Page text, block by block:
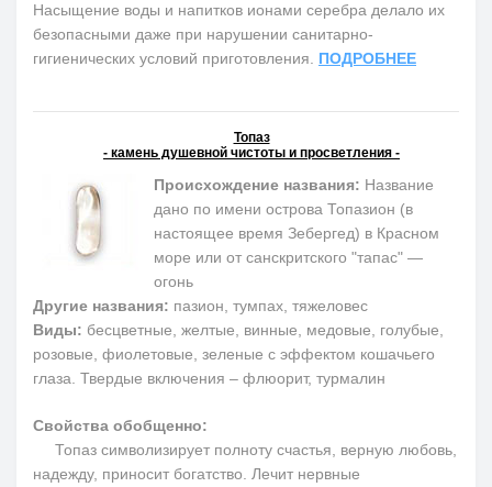
Насыщение воды и напитков ионами серебра делало их
безопасными даже при нарушении санитарно-
гигиенических условий приготовления. ПОДРОБНЕЕ
Топаз
- камень душевной чистоты и просветления -
Происхождение названия: Название
дано по имени острова Топазион (в
настоящее время Зебергед) в Красном
море или от санскритского "тапас" —
огонь
Другие названия: пазион, тумпах, тяжеловес
Виды: бесцветные, желтые, винные, медовые, голубые,
розовые, фиолетовые, зеленые с эффектом кошачьего
глаза. Твердые включения – флюорит, турмалин
Свойства обобщенно:
Топаз символизирует полноту счастья, верную любовь,
надежду, приносит богатство. Лечит нервные